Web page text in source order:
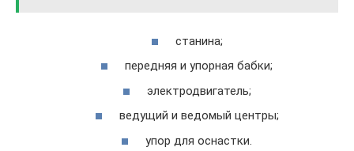
станина;
передняя и упорная бабки;
электродвигатель;
ведущий и ведомый центры;
упор для оснастки.